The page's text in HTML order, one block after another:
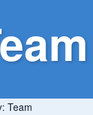
Team